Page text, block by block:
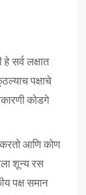
सर्व लक्षात
पक्षाचे
कोडगे
करतो आणि कोण
शून्य रस
पक्ष समान